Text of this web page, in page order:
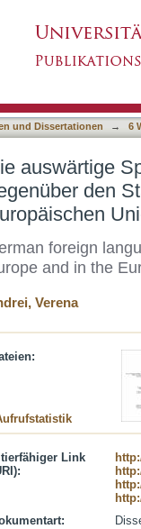
und Dissertationen → 6
auswärtige
den
foreign
and in the
Verena
Link